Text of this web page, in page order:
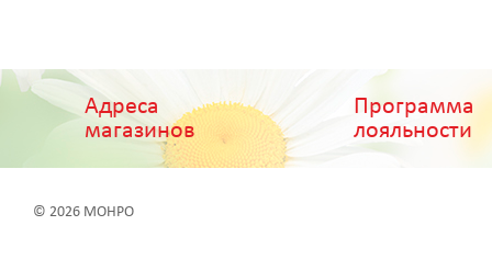
Адреса
магазинов
Программа
лояльности
© 2026 МОНРО